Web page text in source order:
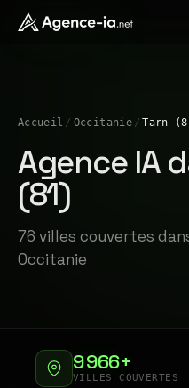
Accueil / Occitanie / Tarn
Agence IA
(81)
76 villes couvertes
Occitanie
9 966+
VILLES COUVERTES